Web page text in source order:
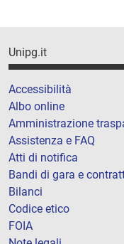
Unipg.it
Accessibilità
Albo online
Amministrazione
Assistenza e FAQ
Atti di notifica
Bandi di gara e
Bilanci
Codice etico
FOIA